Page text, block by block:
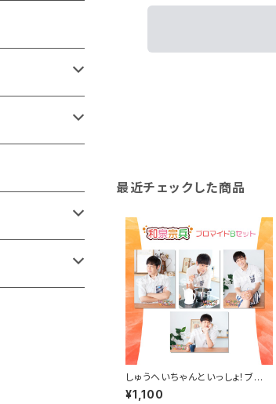
最近チェックした商品
しゅうへいちゃんといっしょ！ブロ
マイドB（和泉宗兵（夏服ver））
¥1,100